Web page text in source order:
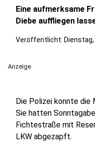
Eine aufmerksame
Diebe auffliegen
Veröffentlicht:
Anzeige
Die Polizei konnte die
Sie hatten
Fichtestraße mit
LKW abgezapft.